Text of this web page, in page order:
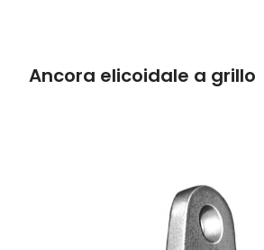
Ancora elicoidale a grillo